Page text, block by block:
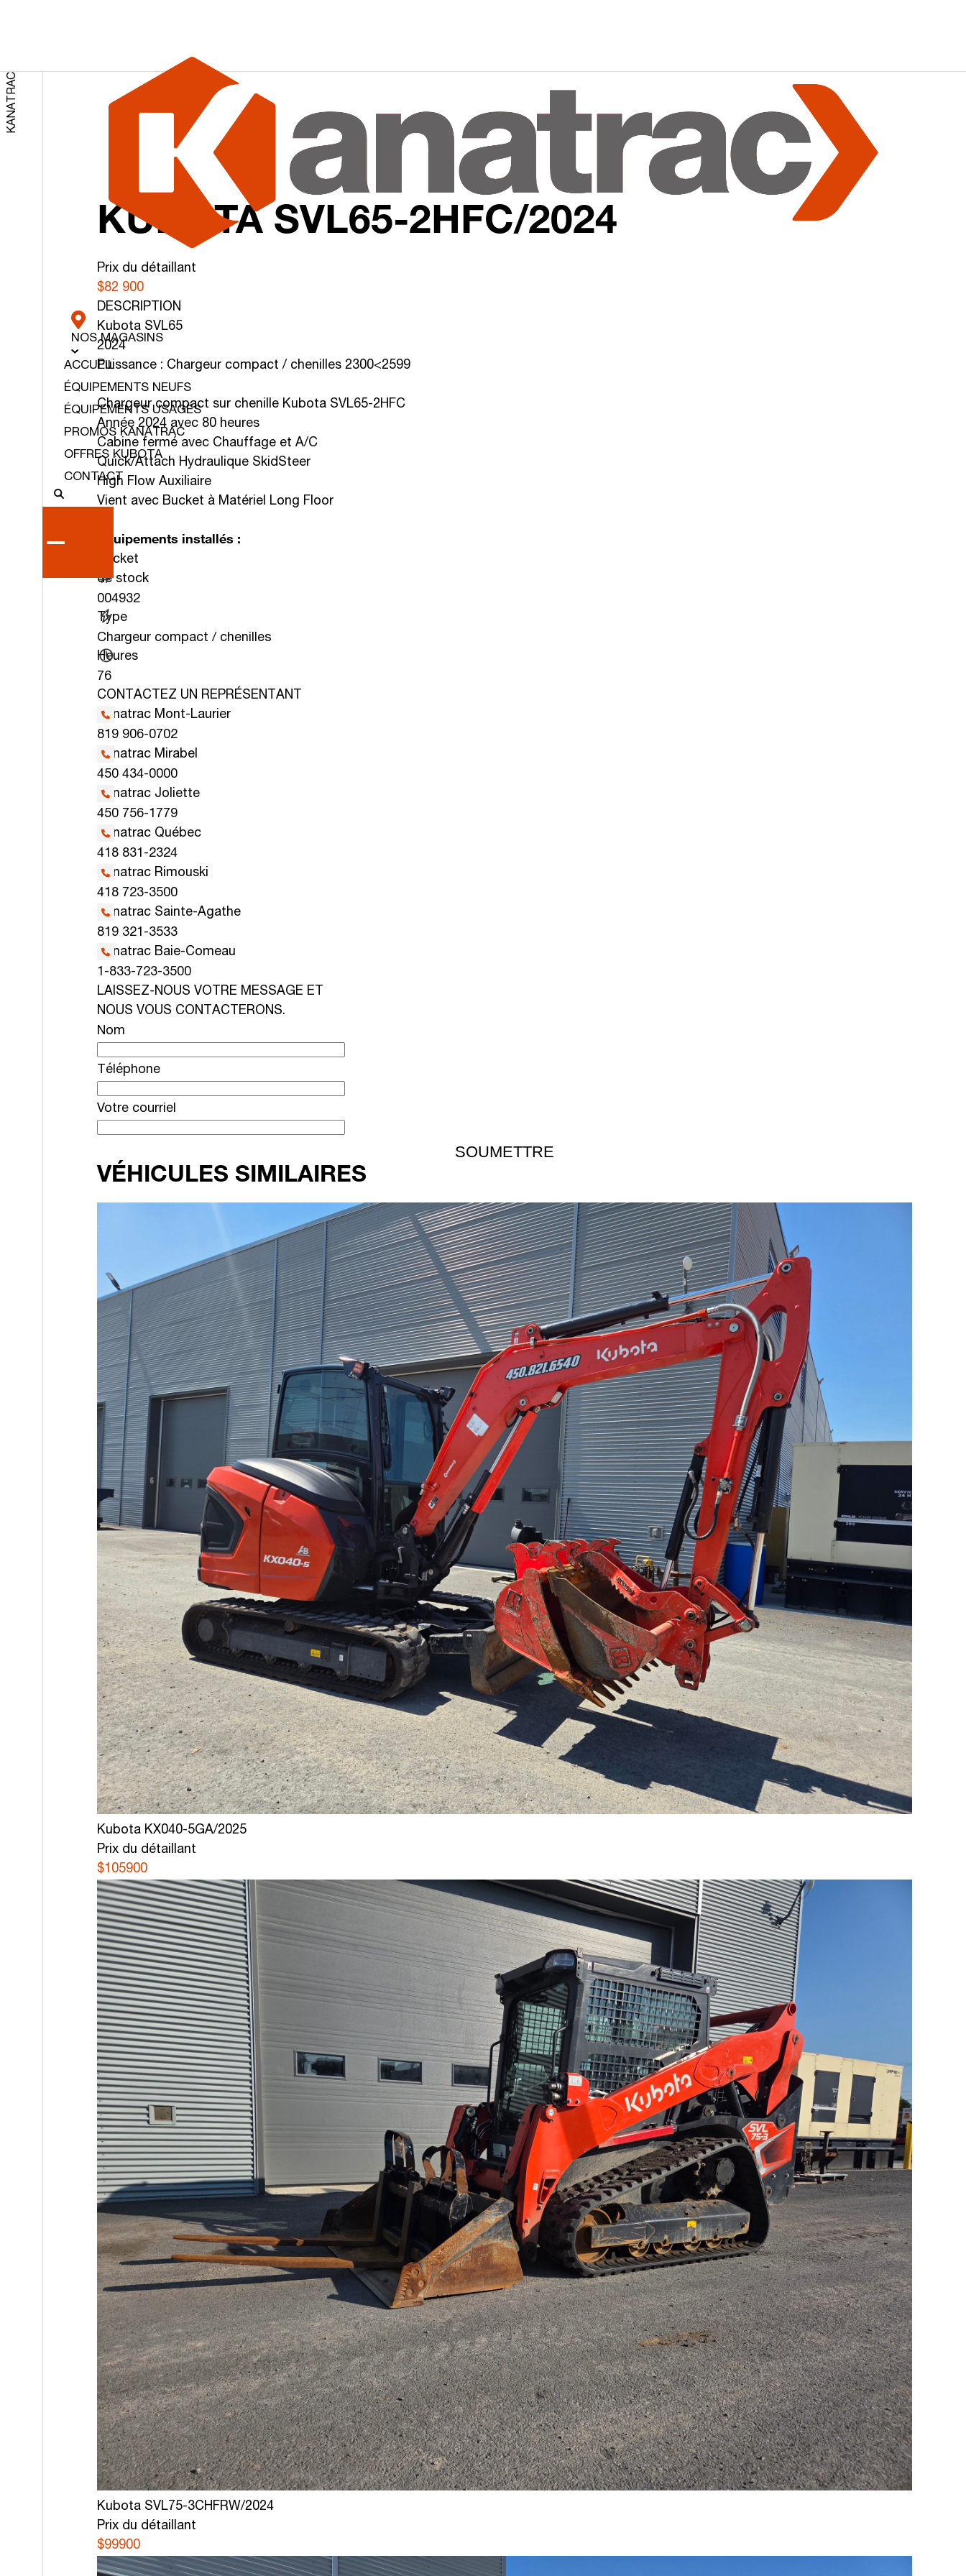
KANATRAC
NOS MAGASINS
ACCUEIL
ÉQUIPEMENTS NEUFS
ÉQUIPEMENTS USAGÉS
PROMOS KANATRAC
OFFRES KUBOTA
CONTACT
RETOUR AUX RÉSULTATS
KUBOTA SVL65-2HFC/2024
Prix du détaillant
$82 900
DESCRIPTION
Kubota SVL65
2024
Puissance : Chargeur compact / chenilles 2300<2599
Chargeur compact sur chenille Kubota SVL65-2HFC
Année 2024 avec 80 heures
Cabine fermé avec Chauffage et A/C
Quick/Attach Hydraulique SkidSteer
High Flow Auxiliaire
Vient avec Bucket à Matériel Long Floor
Équipements installés :
Bucket
de stock
004932
Type
Chargeur compact / chenilles
Heures
76
CONTACTEZ UN REPRÉSENTANT
Kanatrac Mont-Laurier
819 906-0702
Kanatrac Mirabel
450 434-0000
Kanatrac Joliette
450 756-1779
Kanatrac Québec
418 831-2324
Kanatrac Rimouski
418 723-3500
Kanatrac Sainte-Agathe
819 321-3533
Kanatrac Baie-Comeau
1-833-723-3500
LAISSEZ-NOUS VOTRE MESSAGE ET
NOUS VOUS CONTACTERONS.
Nom
Téléphone
Votre courriel
VÉHICULES SIMILAIRES
Kubota KX040-5GA/2025
Prix du détaillant
$105900
Kubota SVL75-3CHFRW/2024
Prix du détaillant
$99900